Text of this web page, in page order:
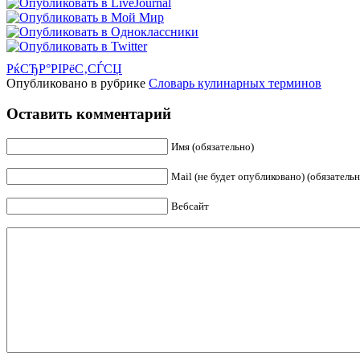
РќСЂР°РІРёС‚СЃСЏ
Опубликовано в рубрике Словарь кулинарных терминов
Оставить комментарий
Имя (обязательно)
Mail (не будет опубликовано)
Вебсайт